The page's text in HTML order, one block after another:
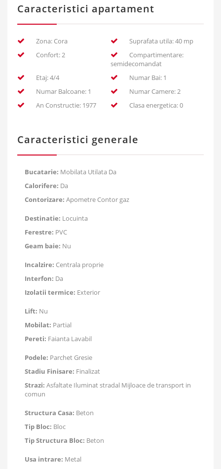
Caracteristici apartament
Zona: Cora
Suprafata utila: 40 mp
Confort: 2
Compartimentare:
semidecomandat
Etaj: 4/4
Numar Bai: 1
Numar Balcoane: 1
Numar Camere: 2
An Constructie: 1977
Clasa energetica: 0
Caracteristici generale
Bucatarie: Mobilata Utilata Da
Calorifere: Da
Contorizare: Apometre Contor gaz
Destinatie: Locuinta
Ferestre: PVC
Geam baie: Nu
Incalzire: Centrala proprie
Interfon: Da
Izolatii termice: Exterior
Lift: Nu
Mobilat: Partial
Pereti: Faianta Lavabil
Podele: Parchet Gresie
Stadiu Finisare: Finalizat
Strazi: Asfaltate Iluminat stradal Mijloace de transport in
comun
Structura Casa: Beton
Tip Bloc: Bloc
Tip Structura Bloc: Beton
Usa intrare: Metal